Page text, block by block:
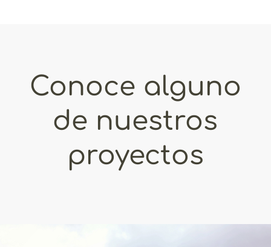
Conoce alguno
de nuestros
proyectos